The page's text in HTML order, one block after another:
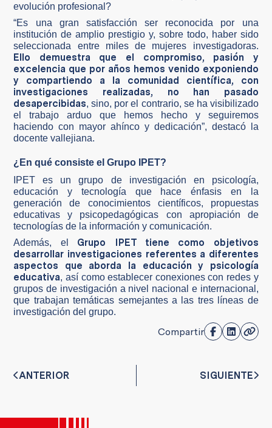
evolución profesional?
“Es una gran satisfacción ser reconocida por una
institución de amplio prestigio y, sobre todo, haber sido
seleccionada entre miles de mujeres investigadoras.
Ello demuestra que el compromiso, pasión y
excelencia que por años hemos venido exponiendo
y compartiendo a la comunidad científica, con
investigaciones realizadas, no han pasado
desapercibidas, sino, por el contrario, se ha visibilizado
el trabajo arduo que hemos hecho y seguiremos
haciendo con mayor ahínco y dedicación”, destacó la
docente vallejiana.
¿En qué consiste el Grupo IPET?
IPET es un grupo de investigación en psicología,
educación y tecnología que hace énfasis en la
generación de conocimientos científicos, propuestas
educativas y psicopedagógicas con apropiación de
tecnologías de la información y comunicación.
Además, el Grupo IPET tiene como objetivos
desarrollar investigaciones referentes a diferentes
aspectos que aborda la educación y psicología
educativa, así como establecer conexiones con redes y
grupos de investigación a nivel nacional e internacional,
que trabajan temáticas semejantes a las tres líneas de
investigación del grupo.
Compartir
ANTERIOR SIGUIENTE